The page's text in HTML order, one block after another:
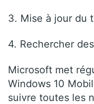
3. Mise à jour du
4. Rechercher
Microsoft met
Windows 10
suivre toutes les